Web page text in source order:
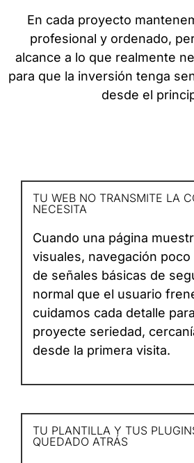
En cada proyecto
profesional y ordenado,
alcance a lo que realmente
para que la inversión tenga
desde el
TU WEB NO TRANSMITE LA
NECESITA
Cuando una página
visuales, navegación
de señales básicas de
normal que el usuario
cuidamos cada detalle
proyecte seriedad,
desde la primera visita.
TU PLANTILLA Y TUS
QUEDADO ATRÁS